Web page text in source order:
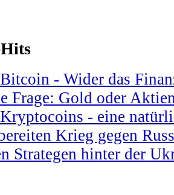
- Wider das
Frage: Gold oder
- eine
Krieg gegen
Strategen hinter der